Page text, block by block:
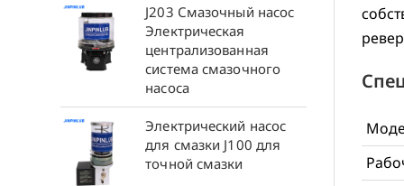
J203 Смазочный насос
Электрическая
централизованная
система смазочного
насоса
Электрический насос
для смазки J100 для
точной смазки